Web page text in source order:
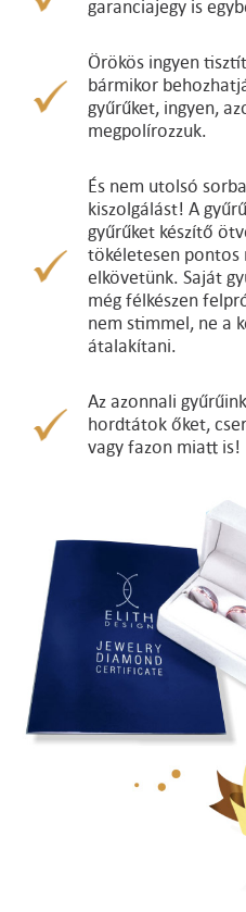
garanciajegy is
Örökös ingyen
bármikor
gyűrűket, ingyen,
megpolírozzuk.
És nem utolsó
kiszolgálást! A
gyűrűket készítő
tökéletesen
elkövetünk. Saját
még félkészen
nem stimmel, ne a
átalakítani.
Az azonnali
hordtátok őket,
vagy fazon miatt is!